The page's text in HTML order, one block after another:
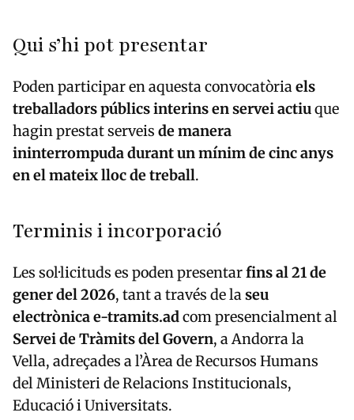
Qui s’hi pot presentar
Poden participar en aquesta convocatòriaels
treballadors públics interins en servei actiuque
hagin prestat serveis de manera
ininterrompuda durant un mínim de cinc anys
en el mateix lloc de treball.
Terminis i incorporació
Les sol·licituds es poden presentarfins al 21 de
gener del 2026, tant a través de laseu
electrònica e-tramits.adcom presencialment al
Servei de Tràmits del Govern, a Andorra la
Vella, adreçades a l’Àrea de Recursos Humans
del Ministeri de Relacions Institucionals,
Educació i Universitats.